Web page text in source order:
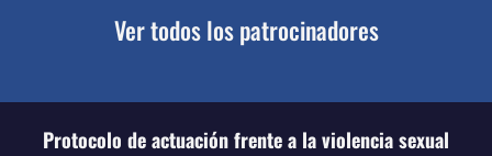
Ver todos los patrocinadores
Protocolo de actuación frente a la violencia sexual